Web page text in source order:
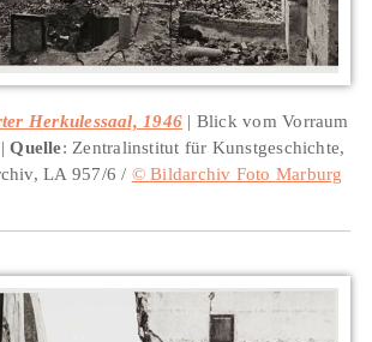
Herkulessaal, 1946
Blick vom Vorraum
Quelle: Zentralinstitut für Kunstgeschichte,
LA 957/6 / © Bildarchiv Foto Marburg